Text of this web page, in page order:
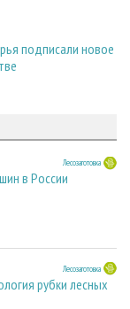
подписали новое
Лесозаготовка
в России
Лесозаготовка
рубки лесных